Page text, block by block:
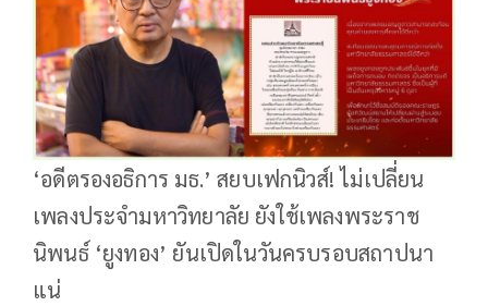
‘อดีตรองอธิการ มธ.’ สยบเฟกนิวส์! ไม่เปลี่ยน
เพลงประจำมหาวิทยาลัย ยังใช้เพลงพระราช
นิพนธ์ ‘ยูงทอง’ ยันเปิดในวันครบรอบสถาปนา
แน่